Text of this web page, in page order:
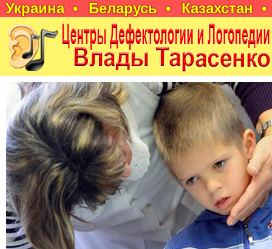
Украина • Беларусь • Казахстан •